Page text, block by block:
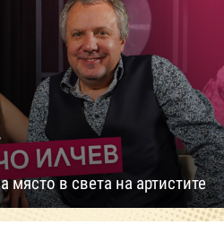
място в света на артистите